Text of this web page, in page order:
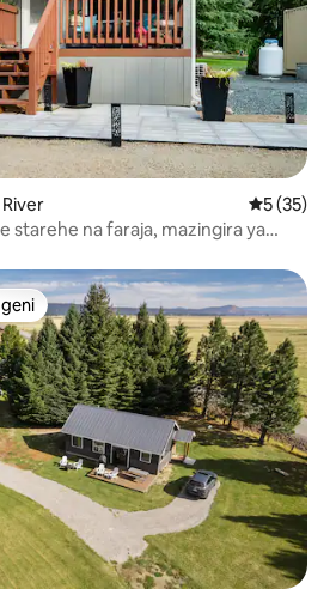
Ukadiriaji
5 (35)
starehe na faraja, mazingira ya
wageni